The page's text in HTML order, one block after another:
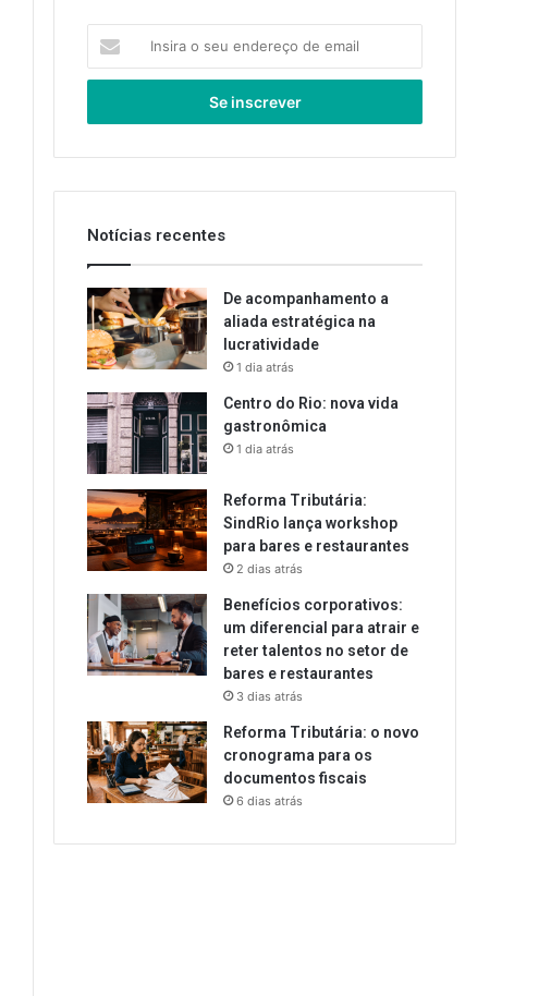
seu
de
Notícias recentes
De acompanhamento a
aliada estratégica na
lucratividade
1 dia atrás
Centro do Rio: nova vida
gastronômica
1 dia atrás
Reforma Tributária:
SindRio lança workshop
para bares e restaurantes
2 dias atrás
Benefícios corporativos:
um diferencial para atrair e
reter talentos no setor de
bares e restaurantes
3 dias atrás
Reforma Tributária: o novo
cronograma para os
documentos fiscais
6 dias atrás